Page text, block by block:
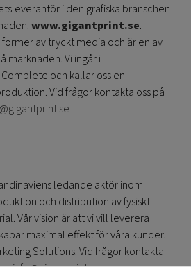
i den grafiska branschen
www.gigantprint.se.
av tryckt media och är en av
marknaden. Vi ingår i
och kallar oss en
Vid frågor kontakta oss på
ledande aktör inom
och distribution av fysiskt
Vår vision är att vi vill leverera
maximal effekt för våra kunder.
Solutions. Vid frågor kontakta
info@gigantprint.se